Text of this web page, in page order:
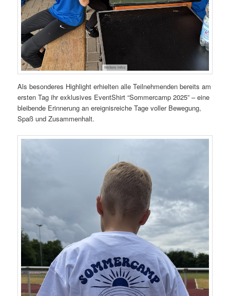
Als besonderes Highlight erhielten alle Teilnehmenden bereits am
ersten Tag ihr exklusives EventShirt “Sommercamp 2025” – eine
bleibende Erinnerung an ereignisreiche Tage voller Bewegung,
Spaß und Zusammenhalt.